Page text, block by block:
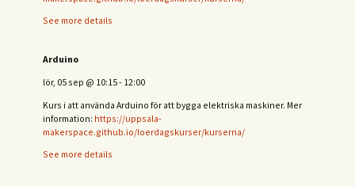
See more details
Arduino
lör, 05 sep @ 10:15- 12:00
Kurs i att använda Arduino för att bygga elektriska maskiner. Mer
information: https://uppsala-
makerspace.github.io/loerdagskurser/kurserna/
See more details